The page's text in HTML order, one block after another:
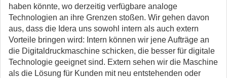
haben könnte, wo derzeitig verfügbare analoge
Technologien an ihre Grenzen stoßen. Wir gehen davon
aus, dass die Idera uns sowohl intern als auch extern
Vorteile bringen wird: Intern können wir jene Aufträge an
die Digitaldruckmaschine schicken, die besser für digitale
Technologie geeignet sind. Extern sehen wir die Maschine
als die Lösung für Kunden mit neu entstehenden oder